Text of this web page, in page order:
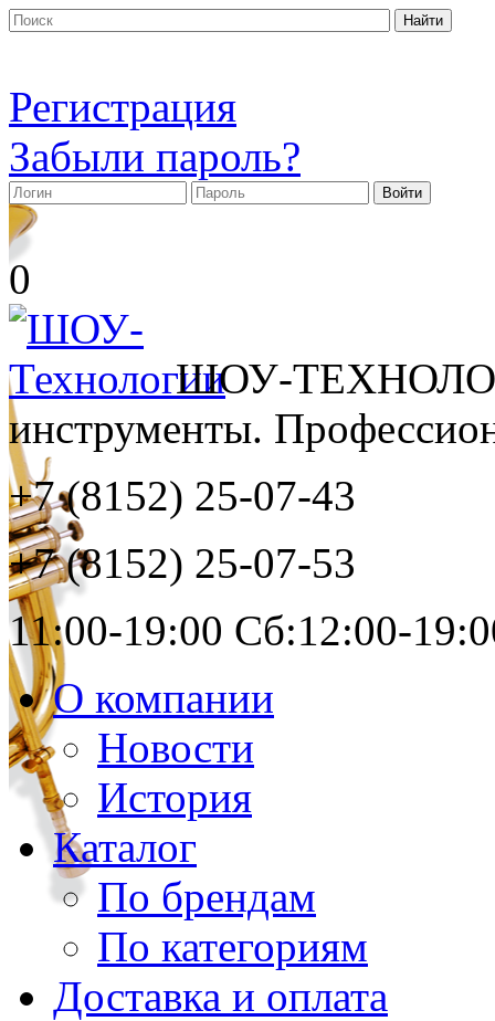
Регистрация
Забыли пароль?
0
ШОУ-
инструменты.
+7 (8152) 25-07-43
+7 (8152) 25-07-53
11:00-19:00 Сб:12:00-
О компании
Новости
История
Каталог
По брендам
По категориям
Доставка и оплата